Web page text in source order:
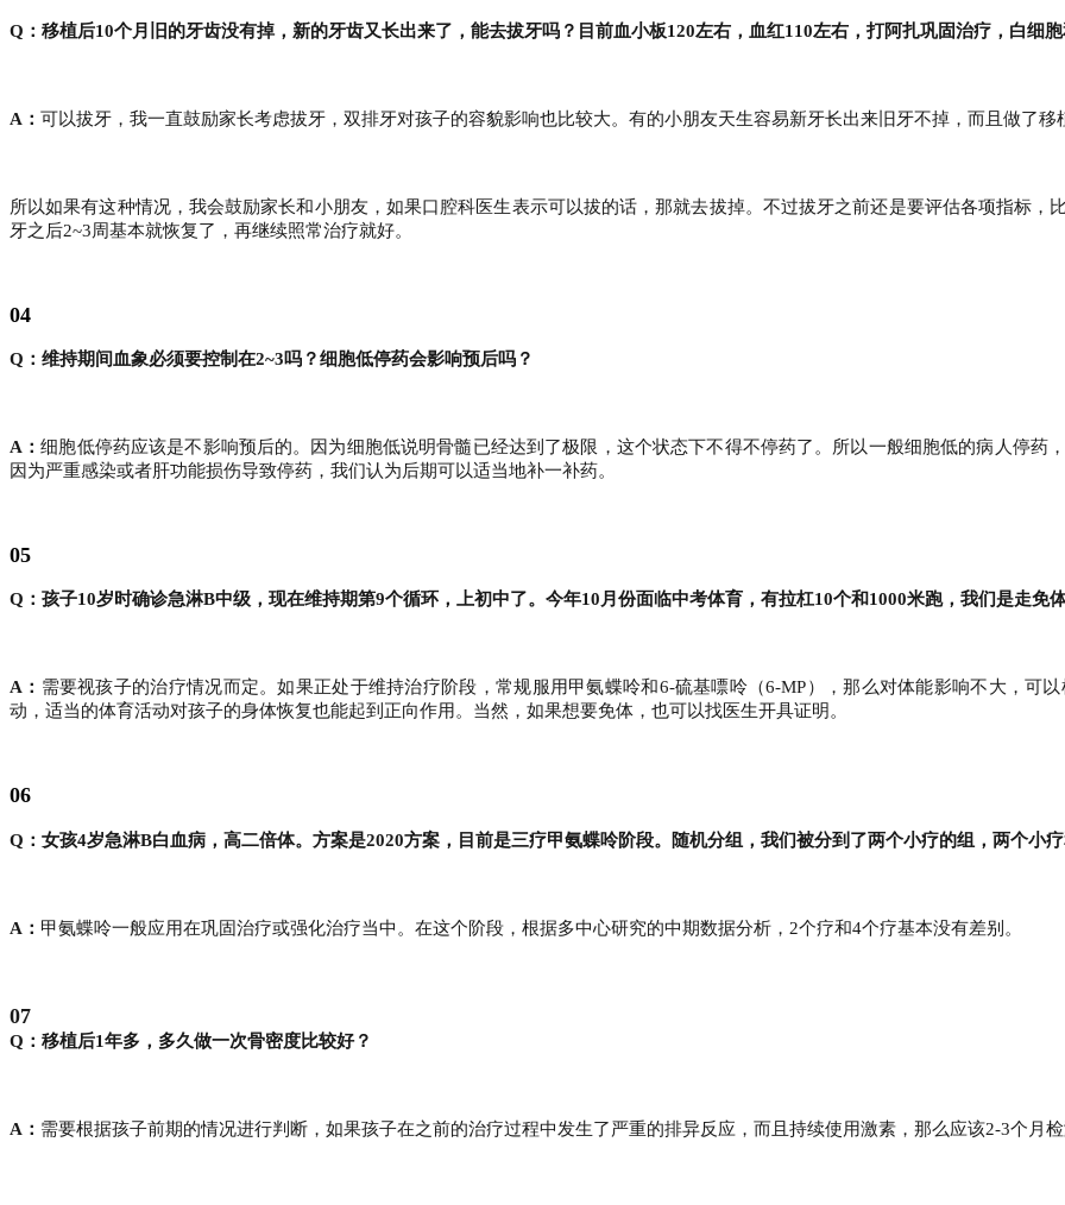
Q：移植后10个月旧的牙齿没有掉，新的牙齿又长出来了，能去拔牙吗？目前血小板120左右，血红110左右，打阿扎巩固治疗，白细胞
A： 可以拔牙，我一直鼓励家长考虑拔牙，双排牙对孩子的容貌影响也比较大。有的小朋友天生容易新牙长出来旧牙不掉，而且做了移
所以如果有这种情况，我会鼓励家长和小朋友，如果口腔科医生表示可以拔的话，那就去拔掉。不过拔牙之前还是要评估各项指标
牙之后2~3周基本就恢复了，再继续照常治疗就好。
04
Q：维持期间血象必须要控制在2~3吗？细胞低停药会影响预后吗？
A：细胞低停药应该是不影响预后的。因为细胞低说明骨髓已经达到了极限，这个状态下不得不停药了。所以一般细胞低的病人停药
因为严重感染或者肝功能损伤导致停药，我们认为后期可以适当地补一补药。
05
Q：孩子10岁时确诊急淋B中级，现在维持期第9个循环，上初中了。今年10月份面临中考体育，有拉杠10个和1000米跑，我们是走免
A： 需要视孩子的治疗情况而定。如果正处于维持治疗阶段，常规服用甲氨蝶呤和6-硫基嘌呤（6-MP），那么对体能影响不大，可
动，适当的体育活动对孩子的身体恢复也能起到正向作用。当然，如果想要免体，也可以找医生开具证明。
06
Q：女孩4岁急淋B白血病，高二倍体。方案是2020方案，目前是三疗甲氨蝶呤阶段。随机分组，我们被分到了两个小疗的组，两个小
A： 甲氨蝶呤一般应用在巩固治疗或强化治疗当中。在这个阶段，根据多中心研究的中期数据分析，2个疗和4个疗基本没有差别。
07
Q：移植后1年多，多久做一次骨密度比较好？
A： 需要根据孩子前期的情况进行判断，如果孩子在之前的治疗过程中发生了严重的排异反应，而且持续使用激素，那么应该2-3个月检